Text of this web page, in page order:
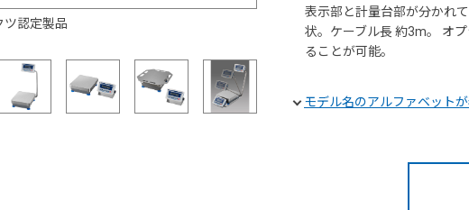
ツ認定製品
表示部と計量台部が分かれ
状。ケーブル長 約3m。 オ
ることが可能。
モデル名のアルファベット